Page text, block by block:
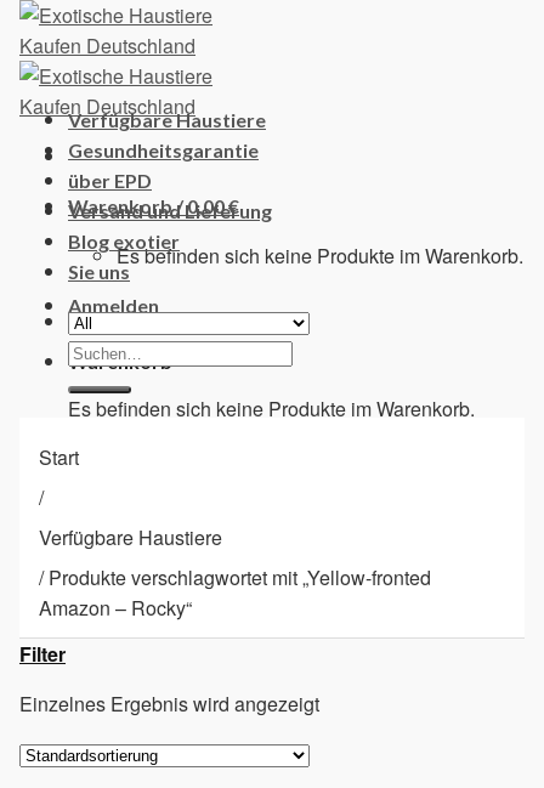
Skip
content
Warenkorb /0,00€
Es befinden sich keine Produkte im Warenkorb.
Anmelden
Warenkorb
Es befinden sich keine Produkte im Warenkorb.
Verfügbare Haustiere
Gesundheitsgarantie
über EPD
Versand und Lieferung
Blog exotier
Sie uns
Suchen
nach:
Start
/
Verfügbare Haustiere
/Produkte verschlagwortet mit „Yellow-fronted
Amazon – Rocky“
Filter
Einzelnes Ergebnis wird angezeigt